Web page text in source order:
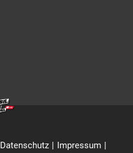
Datenschutz Impressum